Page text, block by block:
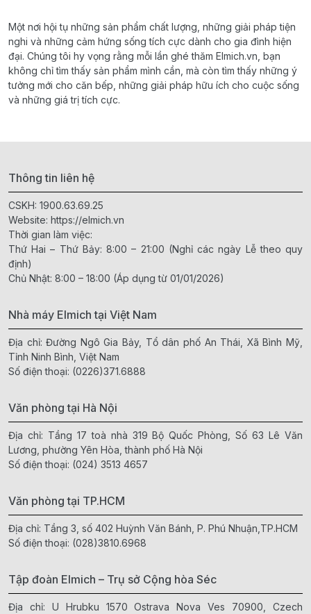
Một nơi hội tụ những sản phẩm chất lượng, những giải pháp tiện
nghi và những cảm hứng sống tích cực dành cho gia đình hiện
đại. Chúng tôi hy vọng rằng mỗi lần ghé thăm Elmich.vn, bạn
không chỉ tìm thấy sản phẩm mình cần, mà còn tìm thấy những ý
tưởng mới cho căn bếp, những giải pháp hữu ích cho cuộc sống
và những giá trị tích cực.
Thông tin liên hệ
CSKH: 1900.63.69.25
Website: https://elmich.vn
Thời gian làm việc:
Thứ Hai – Thứ Bảy: 8:00 – 21:00 (Nghỉ các ngày Lễ theo quy
định)
Chủ Nhật: 8:00 – 18:00 (Áp dụng từ 01/01/2026)
Nhà máy Elmich tại Việt Nam
Địa chỉ: Đường Ngô Gia Bảy, Tổ dân phố An Thái, Xã Bình Mỹ,
Tỉnh Ninh Bình, Việt Nam
Số điện thoại: (0226)371.6888
Văn phòng tại Hà Nội
Địa chỉ: Tầng 17 toà nhà 319 Bộ Quốc Phòng, Số 63 Lê Văn
Lương, phường Yên Hòa, thành phố Hà Nội
Số điện thoại: (024) 3513 4657
Văn phòng tại TP.HCM
Địa chỉ: Tầng 3, số 402 Huỳnh Văn Bánh, P. Phú Nhuận,TP.HCM
Số điện thoại: (028)3810.6968
Tập đoàn Elmich – Trụ sở Cộng hòa Séc
Địa chỉ: U Hrubku 1570 Ostrava Nova Ves 70900, Czech